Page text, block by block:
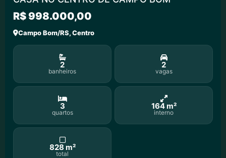
R$ 998.000,00
Campo Bom/RS, Centro
2
banheiros
2
vagas
3
quartos
164 m²
interno
828 m²
total